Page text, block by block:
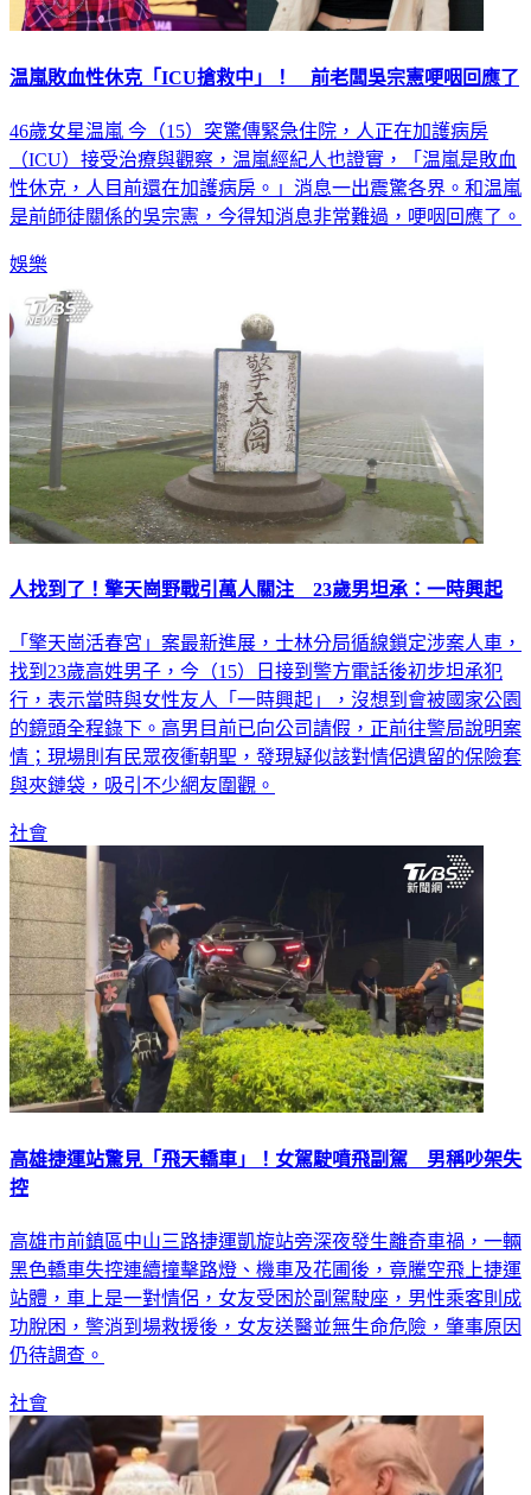
温嵐敗血性休克「ICU搶救中」！ 前老闆吳宗憲哽咽回應了
46歲女星温嵐 今（15）突驚傳緊急住院，人正在加護病房
（ICU）接受治療與觀察，温嵐經紀人也證實，「温嵐是敗血
性休克，人目前還在加護病房。」消息一出震驚各界。和温嵐
是前師徒關係的吳宗憲，今得知消息非常難過，哽咽回應了。
娛樂
人找到了！擎天崗野戰引萬人關注 23歲男坦承：一時興起
「擎天崗活春宮」案最新進展，士林分局循線鎖定涉案人車，
找到23歲高姓男子，今（15）日接到警方電話後初步坦承犯
行，表示當時與女性友人「一時興起」，沒想到會被國家公園
的鏡頭全程錄下。高男目前已向公司請假，正前往警局說明案
情；現場則有民眾夜衝朝聖，發現疑似該對情侶遺留的保險套
與夾鏈袋，吸引不少網友圍觀。
社會
高雄捷運站驚見「飛天轎車」！女駕駛噴飛副駕 男稱吵架失
控
高雄市前鎮區中山三路捷運凱旋站旁深夜發生離奇車禍，一輛
黑色轎車失控連續撞擊路燈、機車及花圃後，竟騰空飛上捷運
站體，車上是一對情侶，女友受困於副駕駛座，男性乘客則成
功脫困，警消到場救援後，女友送醫並無生命危險，肇事原因
仍待調查。
社會